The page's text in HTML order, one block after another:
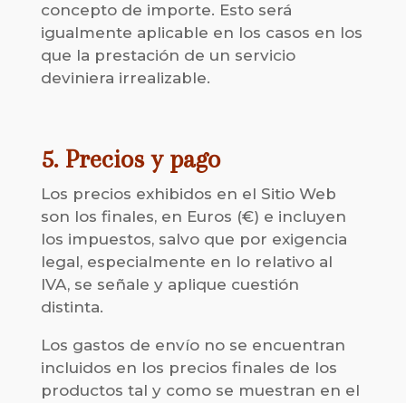
concepto de importe. Esto será
igualmente aplicable en los casos en los
que la prestación de un servicio
deviniera irrealizable.
5. Precios y pago
Los precios exhibidos en el Sitio Web
son los finales, en Euros (€) e incluyen
los impuestos, salvo que por exigencia
legal, especialmente en lo relativo al
IVA, se señale y aplique cuestión
distinta.
Los gastos de envío no se encuentran
incluidos en los precios finales de los
productos tal y como se muestran en el